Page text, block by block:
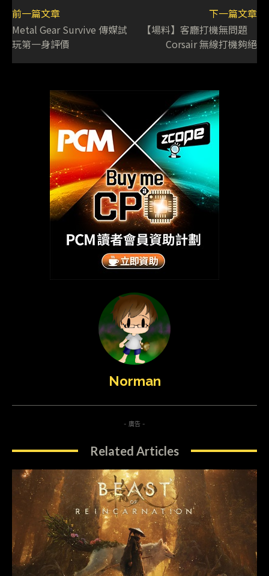
前一篇文章
Metal Gear Survive 傳媒試
玩第一身評價
下一篇文章
【場料】客廳打機無問題
Corsair 無線打機夠絕
Norman
- 廣告 -
Related Articles